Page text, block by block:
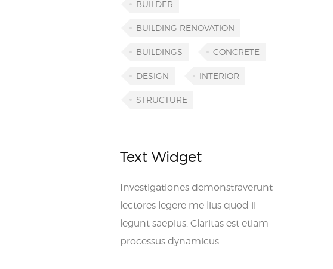
BUILDER
BUILDING RENOVATION
BUILDINGS CONCRETE
DESIGN INTERIOR
STRUCTURE
Text Widget
Investigationes demonstraverunt
lectores legere me lius quod ii
legunt saepius. Claritas est etiam
processus dynamicus.